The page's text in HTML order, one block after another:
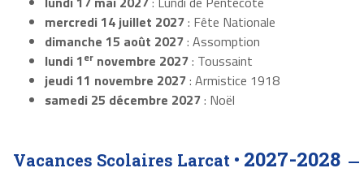
mercredi 14 juillet 2027: Fête Nationale
dimanche 15 août 2027: Assomption
lundi 1er novembre 2027: Toussaint
jeudi 11 novembre 2027: Armistice 1918
samedi 25 décembre 2027: Noël
Vacances Scolaires Larcat • 2027-2028